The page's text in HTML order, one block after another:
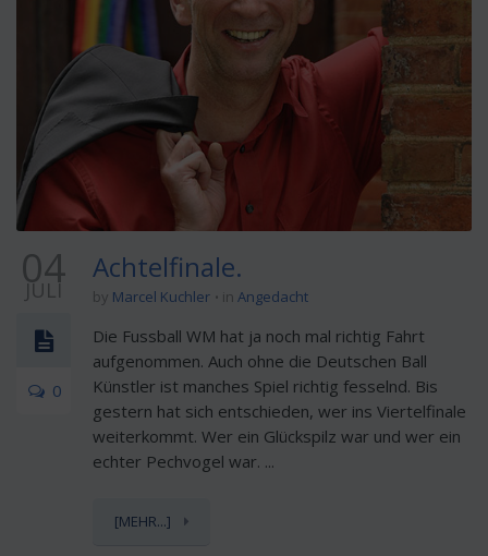
04
JULI
0
Achtelfinale.
by Marcel Kuchler in Angedacht
Die Fussball WM hat ja noch mal richtig Fahrt
aufgenommen. Auch ohne die Deutschen Ball
Künstler ist manches Spiel richtig fesselnd. Bis
gestern hat sich entschieden, wer ins Viertelfinale
weiterkommt. Wer ein Glückspilz war und wer ein
echter Pechvogel war. ...
[MEHR...]